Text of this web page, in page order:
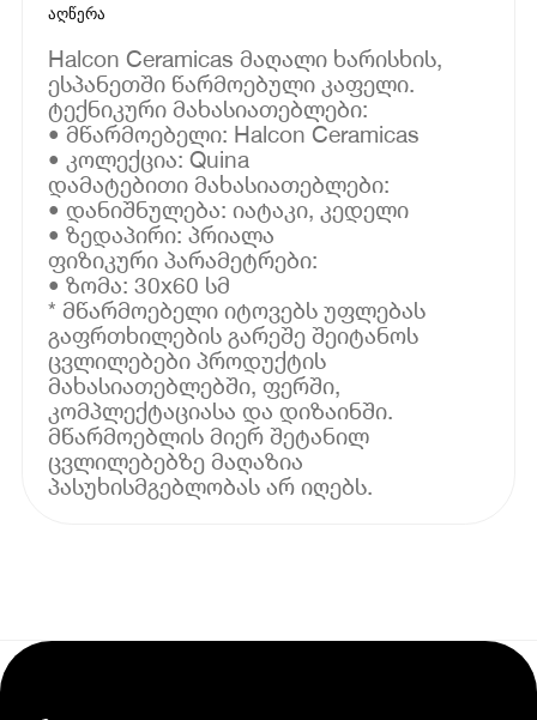
აღწერა
Halcon Ceramicas მაღალი ხარისხის,
ესპანეთში წარმოებული კაფელი.
ტექნიკური მახასიათებლები:
• მწარმოებელი: Halcon Ceramicas
• კოლექცია: Quina
დამატებითი მახასიათებლები:
• დანიშნულება: იატაკი, კედელი
• ზედაპირი: პრიალა
ფიზიკური პარამეტრები:
• ზომა: 30x60 სმ
* მწარმოებელი იტოვებს უფლებას
გაფრთხილების გარეშე შეიტანოს
ცვლილებები პროდუქტის
მახასიათებლებში, ფერში,
კომპლექტაციასა და დიზაინში.
მწარმოებლის მიერ შეტანილ
ცვლილებებზე მაღაზია
პასუხისმგებლობას არ იღებს.